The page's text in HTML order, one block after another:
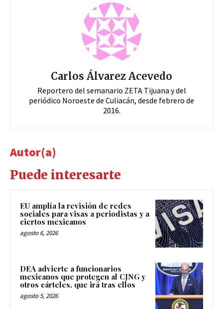
Carlos Álvarez Acevedo
Reportero del semanario ZETA Tijuana y del
periódico Noroeste de Culiacán, desde febrero de
2016.
Autor(a)
Puede interesarte
EU amplía la revisión de redes
sociales para visas a periodistas y a
ciertos mexicanos
agosto 6, 2026
DEA advierte a funcionarios
mexicanos que protegen al CJNG y
otros cárteles, que irá tras ellos
agosto 5, 2026